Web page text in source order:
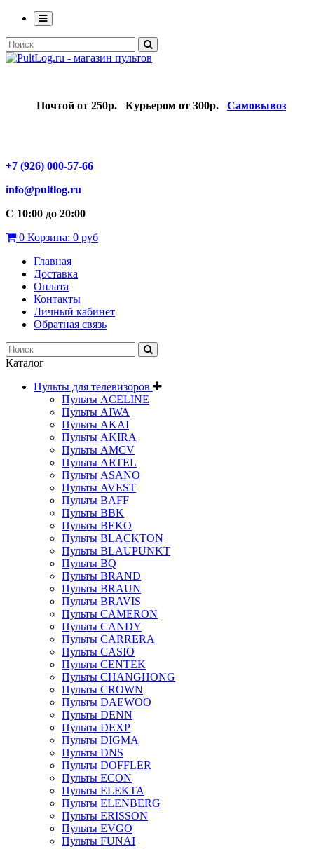
Почтой от 250р. Курьером от 300р. Самовывоз
+7 (926) 000-57-66
info@pultlog.ru
С 10:00 до 20:00
0 Корзина: 0 руб
Главная
Доставка
Оплата
Контакты
Личный кабинет
Обратная связь
Каталог
Пульты для телевизоров
Пульты ACELINE
Пульты AIWA
Пульты AKAI
Пульты AKIRA
Пульты AMCV
Пульты ARTEL
Пульты ASANO
Пульты AVEST
Пульты BAFF
Пульты BBK
Пульты BEKO
Пульты BLACKTON
Пульты BLAUPUNKT
Пульты BQ
Пульты BRAND
Пульты BRAUN
Пульты BRAVIS
Пульты CAMERON
Пульты CANDY
Пульты CARRERA
Пульты CASIO
Пульты CENTEK
Пульты CHANGHONG
Пульты CROWN
Пульты DAEWOO
Пульты DENN
Пульты DEXP
Пульты DIGMA
Пульты DNS
Пульты DOFFLER
Пульты ECON
Пульты ELEKTA
Пульты ELENBERG
Пульты ERISSON
Пульты EVGO
Пульты FUNAI